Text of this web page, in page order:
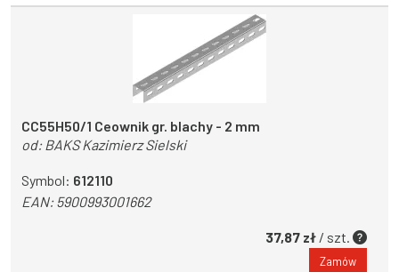
CC55H50/1 Ceownik gr. blachy - 2 mm
od: BAKS Kazimierz Sielski
Symbol: 612110
EAN:5900993001662
37,87 zł / szt.
Zamów